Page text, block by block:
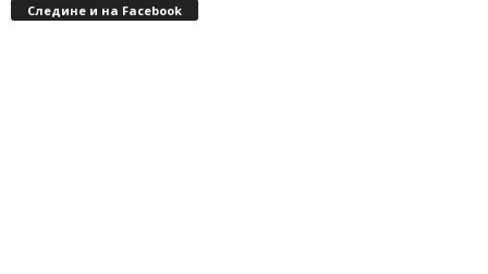
Следине и на Facebook